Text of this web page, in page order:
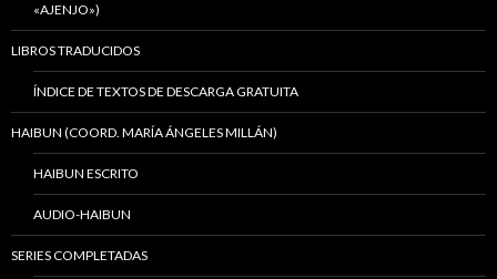
«AJENJO»)
LIBROS TRADUCIDOS
ÍNDICE DE TEXTOS DE DESCARGA GRATUITA
HAIBUN (COORD. MARÍA ÁNGELES MILLÁN)
HAIBUN ESCRITO
AUDIO-HAIBUN
SERIES COMPLETADAS